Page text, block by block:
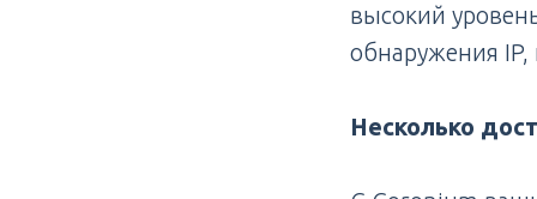
высокий
обнаружения
Несколько